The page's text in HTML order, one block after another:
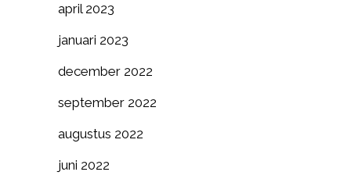
april 2023
januari 2023
december 2022
september 2022
augustus 2022
juni 2022